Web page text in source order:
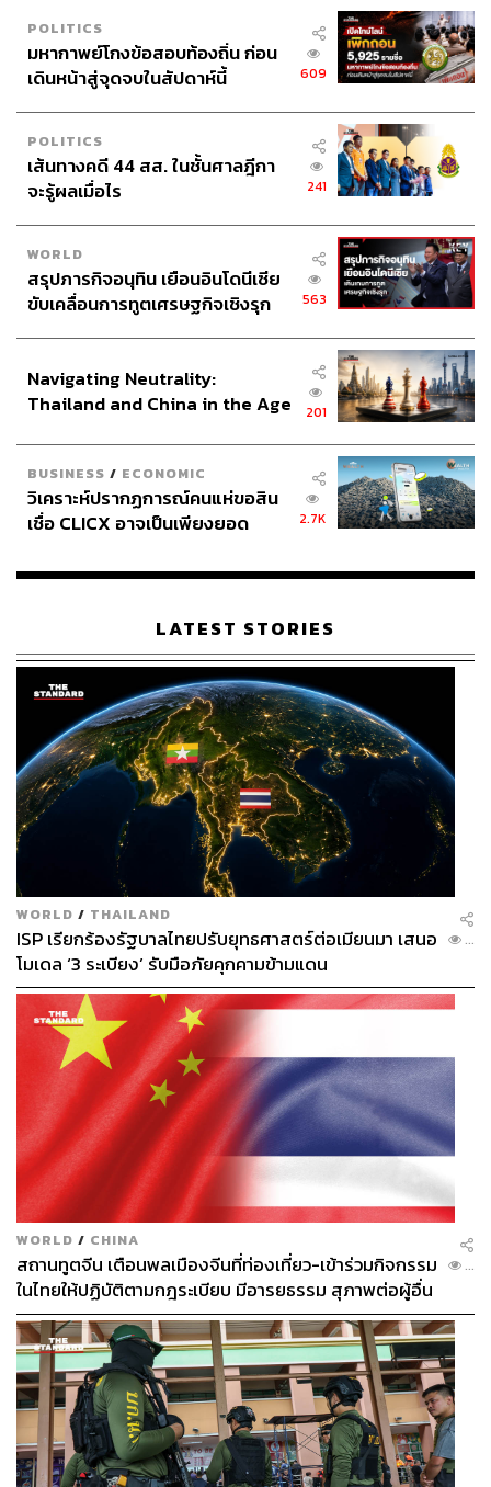
POLITICS
มหากาพย์โกงข้อสอบท้องถิ่น ก่อน
เดินหน้าสู่จุดจบในสัปดาห์นี้
609
POLITICS
เส้นทางคดี 44 สส. ในชั้นศาลฎีกา
จะรู้ผลเมื่อไร
241
WORLD
สรุปภารกิจอนุทิน เยือนอินโดนีเซีย
ขับเคลื่อนการทูตเศรษฐกิจเชิงรุก
563
Navigating Neutrality:
Thailand and China in the Age
201
BUSINESS / ECONOMIC
วิเคราะห์ปรากฏการณ์คนแห่ขอสิน
เชื่อ CLICX อาจเป็นเพียงยอด
เรือนไทยที่ถูกซุกไว้
2.7K
LATEST STORIES
WORLD / THAILAND
ISP เรียกร้องรัฐบาลไทยปรับยุทธศาสตร์ต่อเมียนมา เสนอ
โมเดล ‘3 ระเบียง’ รับมือภัยคุกคามข้ามแดน
...
WORLD / CHINA
สถานทูตจีน เตือนพลเมืองจีนที่ท่องเที่ยว-เข้าร่วมกิจกรรม
ในไทยให้ปฏิบัติตามกฎระเบียบ มีอารยธรรม สุภาพต่อผู้อื่น
...